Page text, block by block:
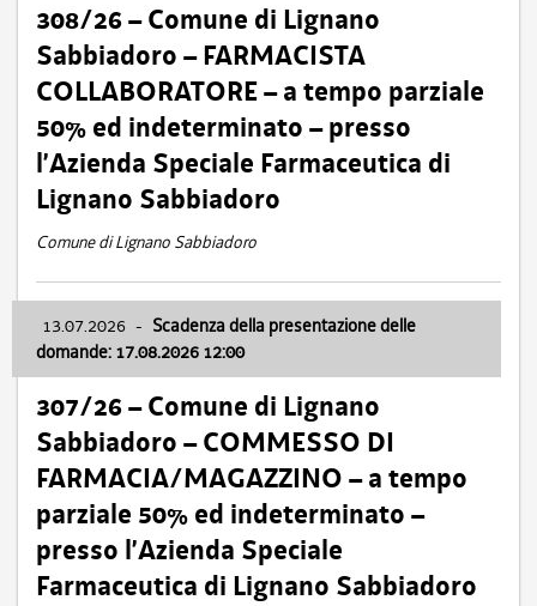
308/26 – Comune di Lignano
Sabbiadoro – FARMACISTA
COLLABORATORE – a tempo parziale
50% ed indeterminato – presso
l’Azienda Speciale Farmaceutica di
Lignano Sabbiadoro
Comune di Lignano Sabbiadoro
13.07.2026 - Scadenza della presentazione delle
domande: 17.08.2026 12:00
307/26 – Comune di Lignano
Sabbiadoro – COMMESSO DI
FARMACIA/MAGAZZINO – a tempo
parziale 50% ed indeterminato –
presso l’Azienda Speciale
Farmaceutica di Lignano Sabbiadoro